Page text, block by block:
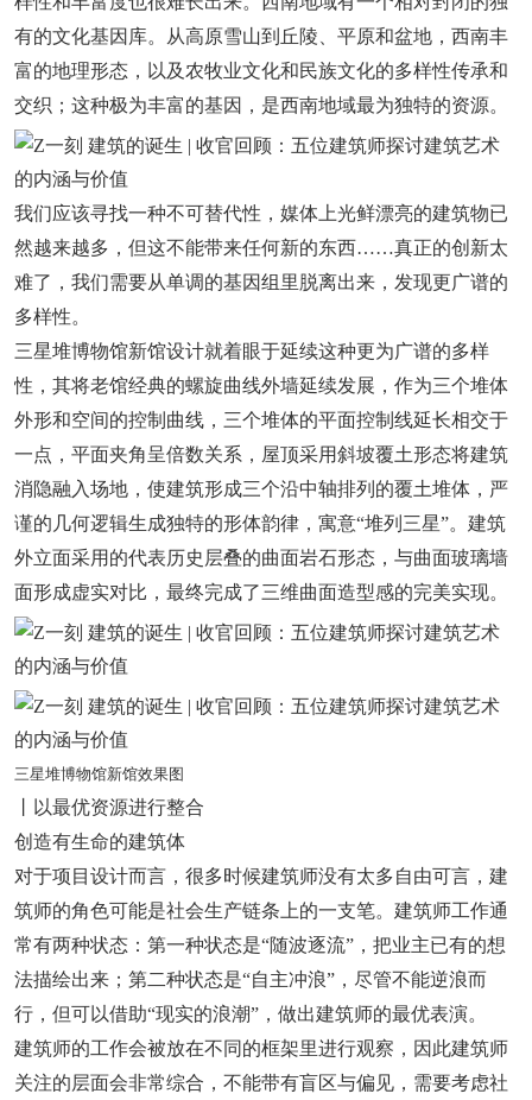
有的文化基因库。从高原雪山到丘陵、平原和盆地，西南丰
富的地理形态，以及农牧业文化和民族文化的多样性传承和
交织；这种极为丰富的基因，是西南地域最为独特的资源。
我们应该寻找一种不可替代性，媒体上光鲜漂亮的建筑物已
然越来越多，但这不能带来任何新的东西……真正的创新太
难了，我们需要从单调的基因组里脱离出来，发现更广谱的
多样性。
三星堆博物馆新馆设计就着眼于延续这种更为广谱的多样
性，其将老馆经典的螺旋曲线外墙延续发展，作为三个堆体
外形和空间的控制曲线，三个堆体的平面控制线延长相交于
一点，平面夹角呈倍数关系，屋顶采用斜坡覆土形态将建筑
消隐融入场地，使建筑形成三个沿中轴排列的覆土堆体，严
谨的几何逻辑生成独特的形体韵律，寓意“堆列三星”。建筑
外立面采用的代表历史层叠的曲面岩石形态，与曲面玻璃墙
面形成虚实对比，最终完成了三维曲面造型感的完美实现。
三星堆博物馆新馆效果图
丨以最优资源进行整合
创造有生命的建筑体
对于项目设计而言，很多时候建筑师没有太多自由可言，建
筑师的角色可能是社会生产链条上的一支笔。建筑师工作通
常有两种状态：第一种状态是“随波逐流”，把业主已有的想
法描绘出来；第二种状态是“自主冲浪”，尽管不能逆浪而
行，但可以借助“现实的浪潮”，做出建筑师的最优表演。
建筑师的工作会被放在不同的框架里进行观察，因此建筑师
关注的层面会非常综合，不能带有盲区与偏见，需要考虑社